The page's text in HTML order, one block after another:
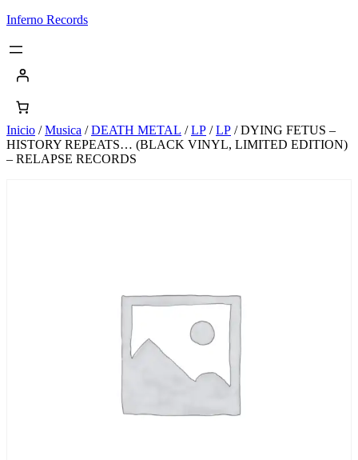
Saltar
contenido
Inferno Records
Inicio /Musica /DEATH METAL /LP /LP / DYING FETUS –
HISTORY REPEATS… (BLACK VINYL, LIMITED EDITION)
– RELAPSE RECORDS